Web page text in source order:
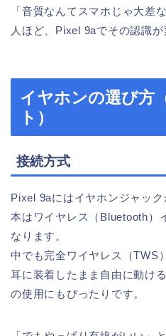
「音質なんてスマホじゃ大差
人ほど、Pixel 9aでその認識が
イヤホンの選び方
ト）
接続方式
Pixel 9aにはイヤホンジャッ
本はワイヤレス（Bluetooth）
なります。
中でも完全ワイヤレス（TWS
耳に装着したまま自由に動け
の使用にもぴったりです。